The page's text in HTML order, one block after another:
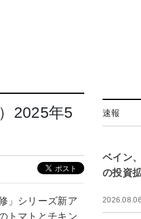
2025年5
」シリーズ新ア
トマトとチキン
速報
ベイン
の投資
2026.08.06